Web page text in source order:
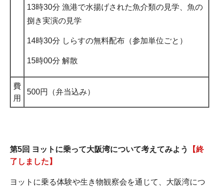
13時30分 漁港で水揚げされた魚介類の見学、魚の
捌き実演の見学
14時30分 しらすの無料配布（参加単位ごと）
15時00分 解散
費
用
500円（弁当込み）
第5回 ヨットに乗って大阪湾について考えてみよう
【終
了しました】
ヨットに乗る体験や生き物観察会を通じて、大阪湾につ